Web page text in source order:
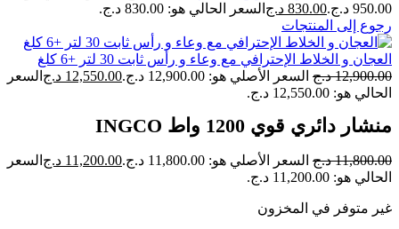
950.00 د.ج.
830.00 د.ج السعر الحالي هو: 830.00 د.ج.
رجوع إلى المنتجات
العجان و الخلاط الإحترافي مع وعاء و رأس ثابت 30 لتر +6 كلغ
12,900.00 د.ج السعر الأصلي هو: 12,900.00 د.ج. 12,550.00 د.ج السعر
الحالي هو: 12,550.00 د.ج.
منشار دائري قوي 1200 واط INGCO
11,800.00 د.ج السعر الأصلي هو: 11,800.00 د.ج. 11,200.00 د.ج السعر
الحالي هو: 11,200.00 د.ج.
غير متوفر في المخزون